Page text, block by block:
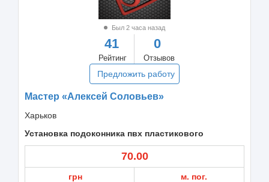
Был 2 часа назад
41
Рейтинг
0
Отзывов
Предложить работу
Мастер «Алексей Соловьев»
Харьков
Установка подоконника пвх пластикового
70.00
грн м. пог.